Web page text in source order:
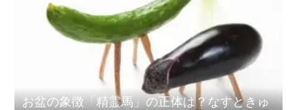
お盆の象徴「精霊馬」の正体は？なすときゅ